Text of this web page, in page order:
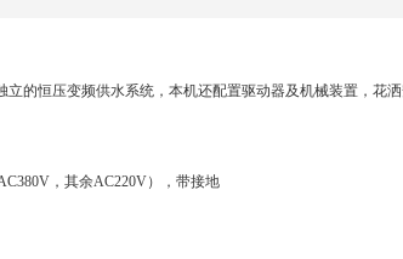
立的恒压变频供水系统，本机还配置驱动器及机械装置，花洒
，其余AC220V），带接地
调